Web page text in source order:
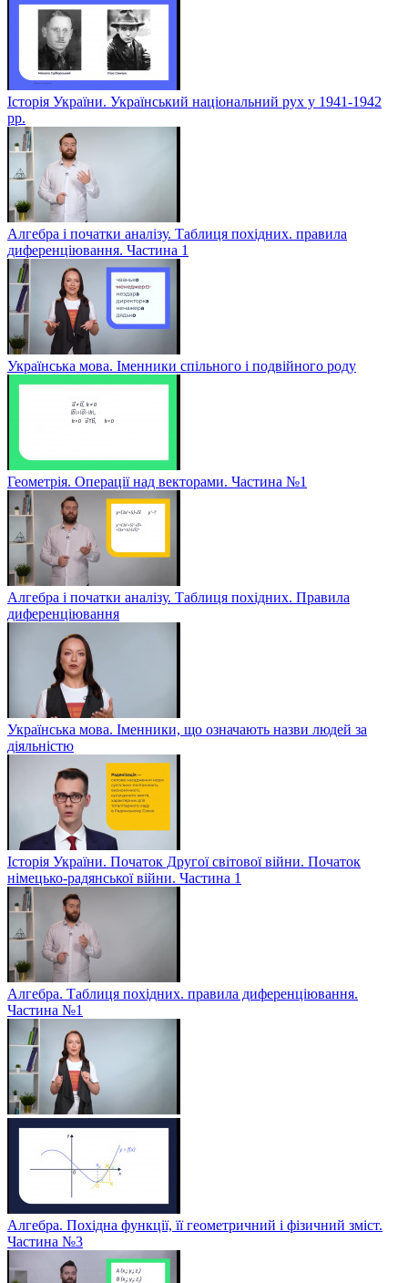
Історія України. Український національний рух у 1941-1942
рр.
Алгебра і початки аналізу. Таблиця похідних. правила
диференціювання. Частина 1
Українська мова. Іменники спільного і подвійного роду
Геометрія. Операції над векторами. Частина №1
Алгебра і початки аналізу. Таблиця похідних. Правила
диференціювання
Українська мова. Іменники, що означають назви людей за
діяльністю
Історія України. Початок Другої світової війни. Початок
німецько-радянської війни. Частина 1
Алгебра. Таблиця похідних. правила диференціювання.
Частина №1
Алгебра. Похідна функції, її геометричний і фізичний зміст.
Частина №3